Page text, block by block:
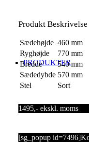
PRODUKTER
Produkt Beskrivelse
Sædehøjde 460 mm
Ryghøjde
770 mm
Bredde
540 mm
Sædedybde 570 mm
Stel
Sort
1495,- ekskl. moms
[sg_popup id=7496]